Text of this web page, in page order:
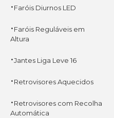
·Faróis Diurnos LED
·Faróis Reguláveis em
Altura
·Jantes Liga Leve 16
·Retrovisores Aquecidos
·Retrovisores com Recolha
Automática